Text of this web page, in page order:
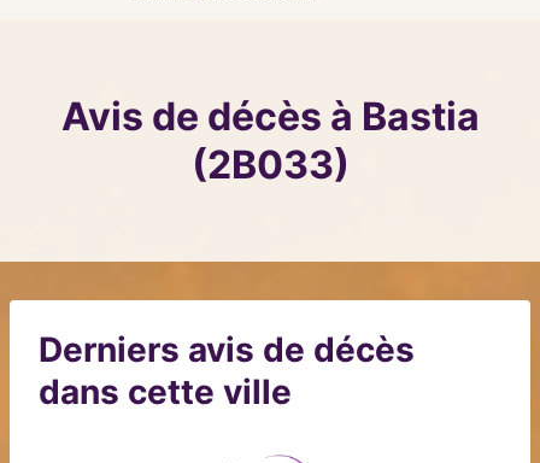
Avis de décès à Bastia
(2B033)
Derniers avis de décès
dans cette ville